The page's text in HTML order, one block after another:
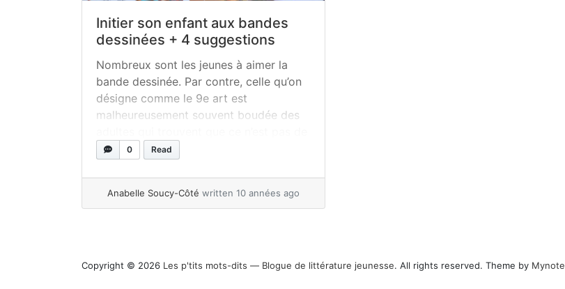
Initier son enfant aux bandes
dessinées + 4 suggestions
Nombreux sont les jeunes à aimer la
bande dessinée. Par contre, celle qu’on
désigne comme le 9e art est
malheureusement souvent boudée des
la vraie littérature. À l’époque où j’étais
moi des parents qui me présentaient
leurs enfants et me demandaient de
0 Read
Anabelle Soucy-Côté written 10 années ago
Copyright © 2026 Les p'tits mots-dits ― Blogue de littérature jeunesse. All rights reserved. Theme by Mynote